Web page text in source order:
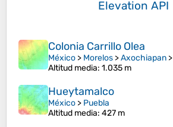
Elevation API
Colonia Carrillo Olea
México > Morelos >Axochiapan >
Altitud media: 1.035 m
Hueytamalco
México > Puebla
Altitud media: 427 m